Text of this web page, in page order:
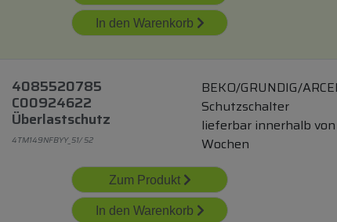
In den Warenkorb
4085520785
C00924622
Überlastschutz
4TM149NFBYY_51/ 52
BEKO/GRUNDIG/
Schutzschalter
lieferbar innerhalb
Wochen
Zum Produkt
In den Warenkorb